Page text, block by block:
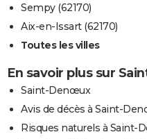
Sempy (62170)
Aix-en-Issart (62170)
Toutes les villes
En savoir plus sur
Saint-Denœux
Avis de décès à Saint-
Risques naturels à Saint-